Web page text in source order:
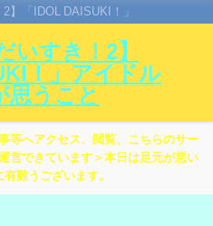
】「IDOL DAISUKI！」
いすき！2】
！」アイドル
思うこと
等へアクセス、閲覧、こちらのサー
営できています＞本日は足元が悪い
難うございます。